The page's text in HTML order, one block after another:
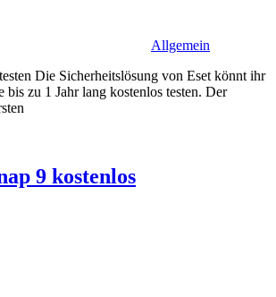
Allgemein
Die Sicherheitslösung von Eset könnt ihr
bis zu 1 Jahr lang kostenlos testen. Der
9 kostenlos